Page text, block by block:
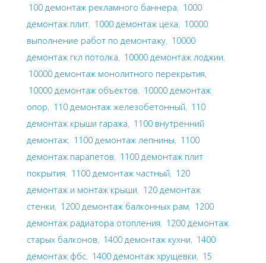
100 демонтаж рекламного баннера, 1000
демонтаж плит, 1000 демонтаж цеха, 10000
выполнение работ по демонтажу, 10000
демонтаж гкл потолка, 10000 демонтаж лоджии,
10000 демонтаж монолитного перекрытия,
10000 демонтаж объектов, 10000 демонтаж
опор, 110 демонтаж железобетонный, 110
демонтаж крыши гаража, 1100 внутренний
демонтаж, 1100 демонтаж лепнины, 1100
демонтаж парапетов, 1100 демонтаж плит
покрытия, 1100 демонтаж частный, 120
демонтаж и монтаж крыши, 120 демонтаж
стенки, 1200 демонтаж балконных рам, 1200
демонтаж радиатора отопления, 1200 демонтаж
старых балконов, 1400 демонтаж кухни, 1400
демонтаж фбс, 1400 демонтаж хрущевки, 15